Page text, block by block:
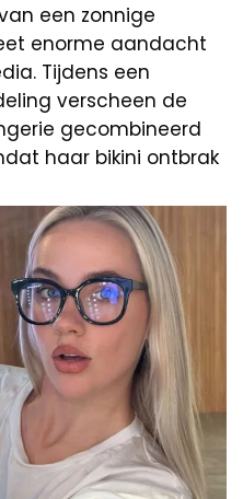
een zonnige
enorme aandacht
Tijdens een
verscheen de
gecombineerd
haar bikini ontbrak